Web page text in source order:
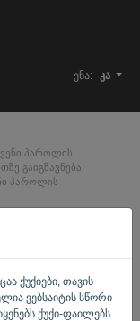
ქუქიები, თავის
ვებსაიტის სწორი
ქუქი-ფაილებს
ენა: კა
პაროლის
გაიგზავნება
პაროლის